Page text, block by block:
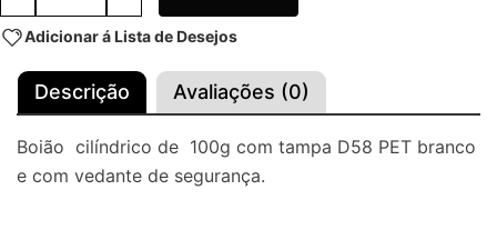
Adicionar á Lista de Desejos
Descrição Avaliações (0)
Boião cilíndrico de 100g com tampa D58 PET branco
e com vedante de segurança.